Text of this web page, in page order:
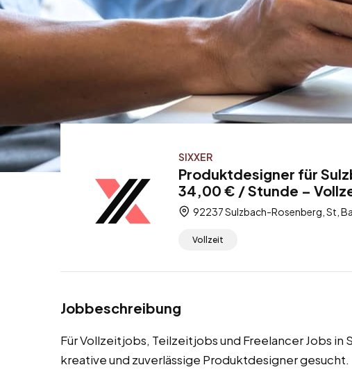
SIXXER
Produktdesigner für
34,00 € / Stunde –
92237 Sulzbach-Rosenberg, St,
Vollzeit
Jobbeschreibung
Für Vollzeitjobs, Teilzeitjobs und Freelancer Jobs
kreative und zuverlässige Produktdesigner gesucht.